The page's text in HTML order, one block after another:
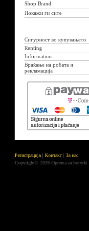
Shop Brand
Покажи ги сите
Сигурност во купувањето
Renting
Information
Враќање на робата и
рекламација
Регистрација Контакт
За нас
Copyright© 2026 Oprema za borecki